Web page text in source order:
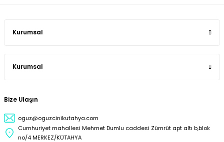
Kurumsal
Kurumsal
Bize Ulaşın
oguz@oguzcinikutahya.com
Cumhuriyet mahallesi Mehmet Dumlu caddesi Zümrüt apt altı b,blok
no/4 MERKEZ/KÜTAHYA